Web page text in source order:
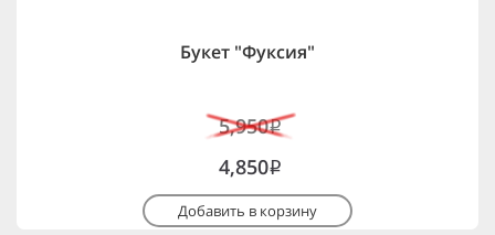
Букет "Фуксия"
5,950i
4,850i
Добавить в корзину